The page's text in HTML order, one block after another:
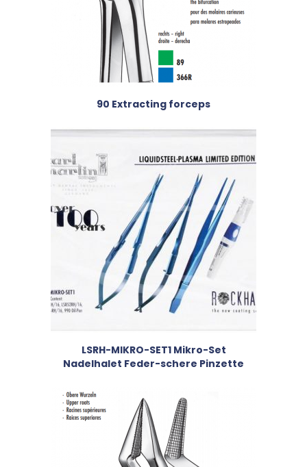
90 Extracting forceps
LSRH-MIKRO-SET1 Mikro-Set
Nadelhalet Feder-schere Pinzette